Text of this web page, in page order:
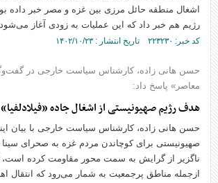
رژیم هم خبر داد که این عملیات به زودی آغاز
کد خبر: ۲۲۳۲۳۰ تاریخ انتشار : ۱۴۰۲/۱۰/۲۳
حسن هانی زاده، کارشناس سیاست خارجی در
معاصر» پاسخ داد:
هدف رژیم صهیونیستی از اشغال جاده
حسن هانی زاده، کارشناس سیاست خارجی با بیان
صهیونیستی برای کوچاندن مردم غزه به صحرای سینا
ناگزیر از گرایش به سمت محور مقاومت کرده است،
ازجمله مناطق پرجمعیت به شمار می‌رود که انتقال